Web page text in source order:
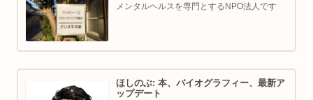
メンタルヘルスを専門とするNPO法人です
ほしのぶ: 本、バイオグラフィー、最新ア
ップデート